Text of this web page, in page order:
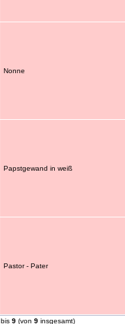
Nonne
Papstgewand in weiß
Pastor - Pater
bis 9 (von 9 insgesamt)